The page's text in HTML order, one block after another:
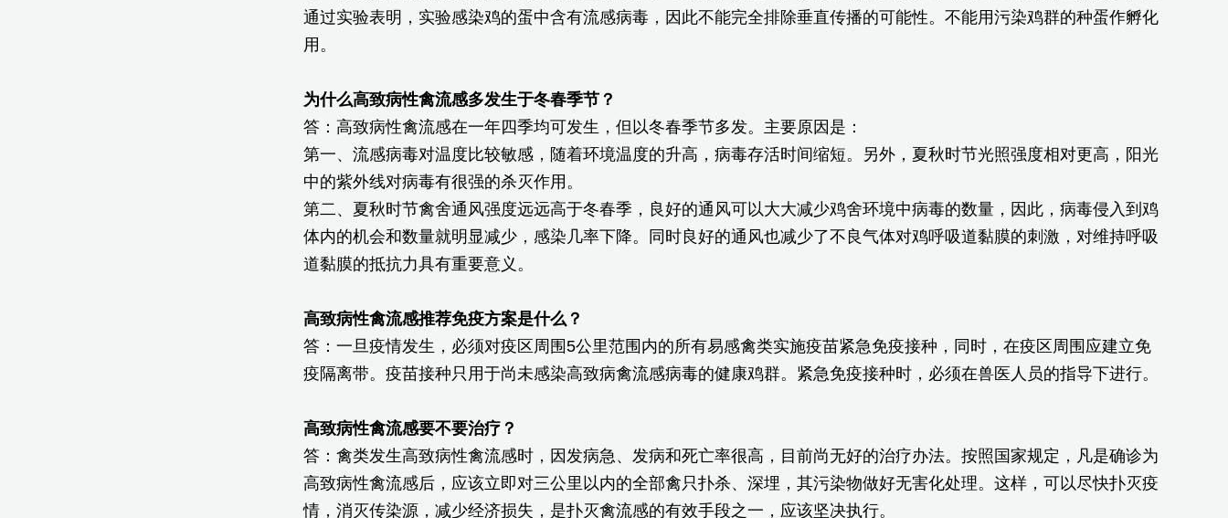
通过实验表明，实验感染鸡的蛋中含有流感病毒，因此不能完全排除垂直传播的可能性。不能用污染鸡群的种蛋作孵化
用。
为什么高致病性禽流感多发生于冬春季节？
答：高致病性禽流感在一年四季均可发生，但以冬春季节多发。主要原因是：
第一、流感病毒对温度比较敏感，随着环境温度的升高，病毒存活时间缩短。另外，夏秋时节光照强度相对更高，阳光
中的紫外线对病毒有很强的杀灭作用。
第二、夏秋时节禽舍通风强度远远高于冬春季，良好的通风可以大大减少鸡舍环境中病毒的数量，因此，病毒侵入到鸡
体内的机会和数量就明显减少，感染几率下降。同时良好的通风也减少了不良气体对鸡呼吸道黏膜的刺激，对维持呼吸
道黏膜的抵抗力具有重要意义。
高致病性禽流感推荐免疫方案是什么？
答：一旦疫情发生，必须对疫区周围5公里范围内的所有易感禽类实施疫苗紧急免疫接种，同时，在疫区周围应建立免
疫隔离带。疫苗接种只用于尚未感染高致病禽流感病毒的健康鸡群。紧急免疫接种时，必须在兽医人员的指导下进行。
高致病性禽流感要不要治疗？
答：禽类发生高致病性禽流感时，因发病急、发病和死亡率很高，目前尚无好的治疗办法。按照国家规定，凡是确诊为
高致病性禽流感后，应该立即对三公里以内的全部禽只扑杀、深埋，其污染物做好无害化处理。这样，可以尽快扑灭疫
情，消灭传染源，减少经济损失，是扑灭禽流感的有效手段之一，应该坚决执行。